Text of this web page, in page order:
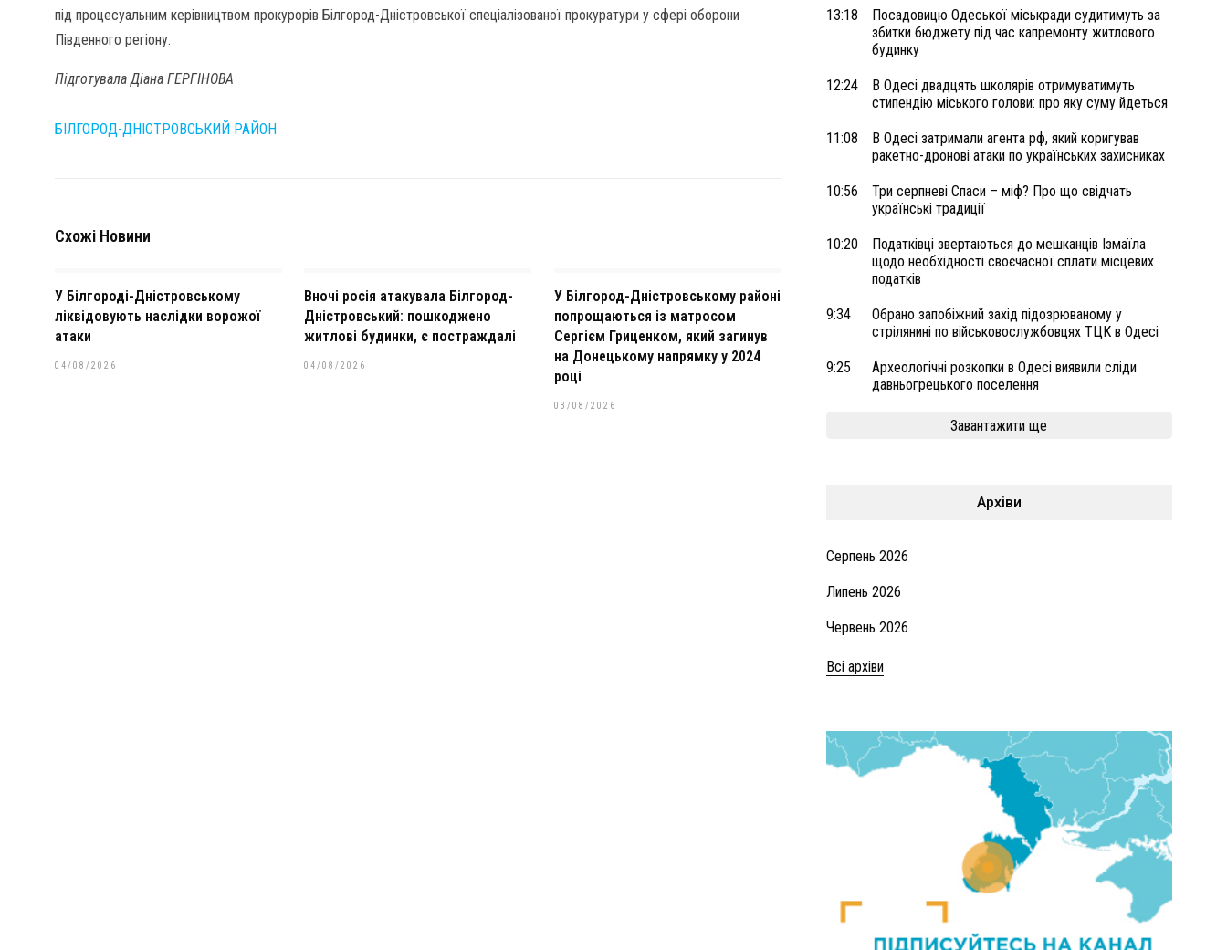
під процесуальним керівництвом прокурорів Білгород-Дністровської спеціалізованої прокуратури у сфері оборони
Південного регіону.
Підготувала Діана ГЕРГІНОВА
БІЛГОРОД-ДНІСТРОВСЬКИЙ РАЙОН
Схожі Новини
У Білгороді-Дністровському
ліквідовують наслідки ворожої
атаки
04/08/2026
Вночі росія атакувала Білгород-
Дністровський: пошкоджено
житлові будинки, є постраждалі
04/08/2026
У Білгород-Дністровському районі
попрощаються із матросом
Сергієм Гриценком, який загинув
на Донецькому напрямку у 2024
році
03/08/2026
13:18
Посадовицю Одеської міськради судитимуть за
збитки бюджету під час капремонту житлового
будинку
12:24
В Одесі двадцять школярів отримуватимуть
стипендію міського голови: про яку суму йдеться
11:08
В Одесі затримали агента рф, який коригував
ракетно-дронові атаки по українських захисниках
10:56
Три серпневі Спаси – міф? Про що свідчать
українські традиції
10:20
Податківці звертаються до мешканців Ізмаїла
щодо необхідності своєчасної сплати місцевих
податків
9:34
Обрано запобіжний захід підозрюваному у
стрілянині по військовослужбовцях ТЦК в Одесі
9:25
Археологічні розкопки в Одесі виявили сліди
давньогрецького поселення
Завантажити ще
Архіви
Серпень 2026
Липень 2026
Червень 2026
Всі архіви